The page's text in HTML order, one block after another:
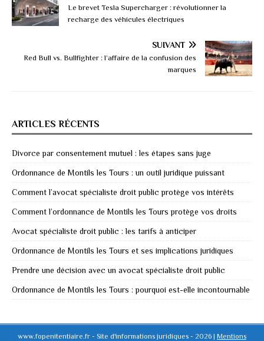
Le brevet Tesla Supercharger : révolutionner la
recharge des véhicules électriques
SUIVANT
Red Bull vs. Bullfighter : l’affaire de la confusion des
marques
ARTICLES RÉCENTS
Divorce par consentement mutuel : les étapes sans juge
Ordonnance de Montils les Tours : un outil juridique puissant
Comment l’avocat spécialiste droit public protège vos intérêts
Comment l’ordonnance de Montils les Tours protège vos droits
Avocat spécialiste droit public : les tarifs à anticiper
Ordonnance de Montils les Tours et ses implications juridiques
Prendre une décision avec un avocat spécialiste droit public
Ordonnance de Montils les Tours : pourquoi est-elle incontournable
www.fopenitentiaire.fr - Site d'informations juridiques - 2026 | Mentions